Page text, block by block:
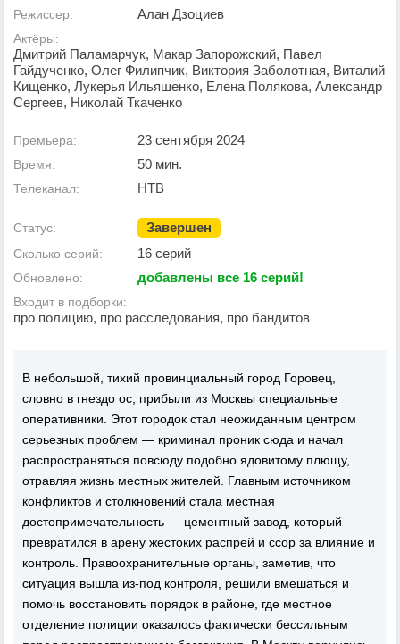
Режиссер: Алан Дзоциев
Актёры:
Дмитрий Паламарчук, Макар Запорожский, Павел
Гайдученко, Олег Филипчик, Виктория Заболотная, Виталий
Кищенко, Лукерья Ильяшенко, Елена Полякова, Александр
Сергеев, Николай Ткаченко
Премьера: 23 сентября 2024
Время: 50 мин.
Телеканал: НТВ
Статус: Завершен
Сколько серий: 16 серий
Обновлено: добавлены все 16 серий!
Входит в подборки:
про полицию, про расследования, про бандитов
В небольшой, тихий провинциальный город Горовец,
словно в гнездо ос, прибыли из Москвы специальные
оперативники. Этот городок стал неожиданным центром
серьезных проблем — криминал проник сюда и начал
распространяться повсюду подобно ядовитому плющу,
отравляя жизнь местных жителей. Главным источником
конфликтов и столкновений стала местная
достопримечательность — цементный завод, который
превратился в арену жестоких распрей и ссор за влияние и
контроль. Правоохранительные органы, заметив, что
ситуация вышла из-под контроля, решили вмешаться и
помочь восстановить порядок в районе, где местное
отделение полиции оказалось фактически бессильным